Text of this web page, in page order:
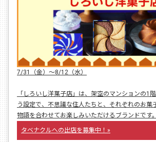
7/31（金）〜8/12（水）
「しろいし洋菓子店」は、架空のマンションの1
う設定で、不思議な住人たちと、それぞれのお菓
物語を合わせてお楽しみいただけるブランドです。
タベナクルへの出店を募集中！»